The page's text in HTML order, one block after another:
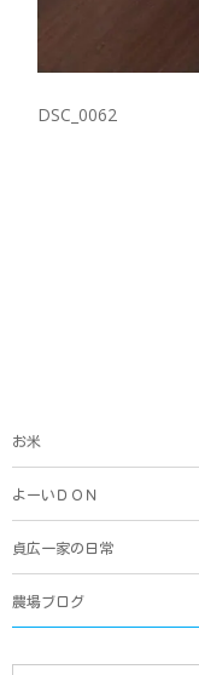
DSC_0062
お米
よーいＤＯＮ
貞広一家の日常
農場ブログ